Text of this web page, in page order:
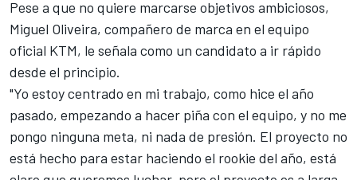
Pese a que no quiere marcarse objetivos ambiciosos,
Miguel Oliveira, compañero de marca en el equipo
oficial KTM, le señala como un candidato a ir rápido
desde el principio.
"Yo estoy centrado en mi trabajo, como hice el año
pasado, empezando a hacer piña con el equipo, y no me
pongo ninguna meta, ni nada de presión. El proyecto no
está hecho para estar haciendo el rookie del año, está